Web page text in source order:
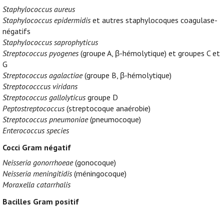
Staphylococcus aureus
Staphylococcus epidermidis et autres staphylocoques coagulase-
négatifs
Staphylococcus saprophyticus
Streptococcus pyogenes (groupe A, β-hémolytique) et groupes C et
G
Streptococcus agalactiae(groupe B, β-hémolytique)
Streptococccus viridans
Streptococcus gallolyticus groupe D
Peptostreptococcus (streptocoque anaérobie)
Streptococcus pneumoniae(pneumocoque)
Enterococcus species
Cocci Gram négatif
Neisseria gonorrhoeae(gonocoque)
Neisseria meningitidis (méningocoque)
Moraxella catarrhalis
Bacilles Gram positif